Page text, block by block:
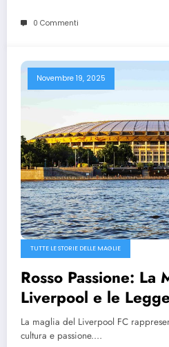
0 Commenti
Novembre 19, 2025
TUTTE LE STORIE DELLE MAGLIE
Rosso Passione: La
Liverpool e le
l’Hanno Indossata
La maglia del Liverpool FC
cultura e passione.…